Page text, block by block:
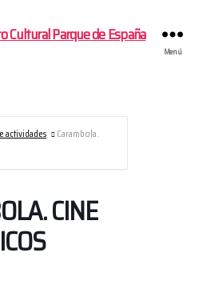
España/AECID
Menú
actividades
Carambola.
CINE